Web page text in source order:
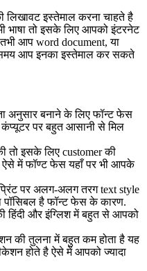
इस्तेमाल करना चाहते है
भाषा तो इसके लिए आपको इंटरनेट
आप word document, या
आप इनका इस्तेमाल कर सकते
अनुसार बनाने के लिए फॉन्ट फेस
पर बहुत आसानी से मिल
इसके लिए customer की
में फॉण्ट फेस यहाँ पर भी आपके
पर अलग-अलग तरग text style
पॉसिबल है फॉन्ट फेस के कारण.
हिंदी और इंग्लिश में बहुत से आपको
की तुलना में बहुत कम होता है यह
होते है ऐसे में आपको ज्यादा